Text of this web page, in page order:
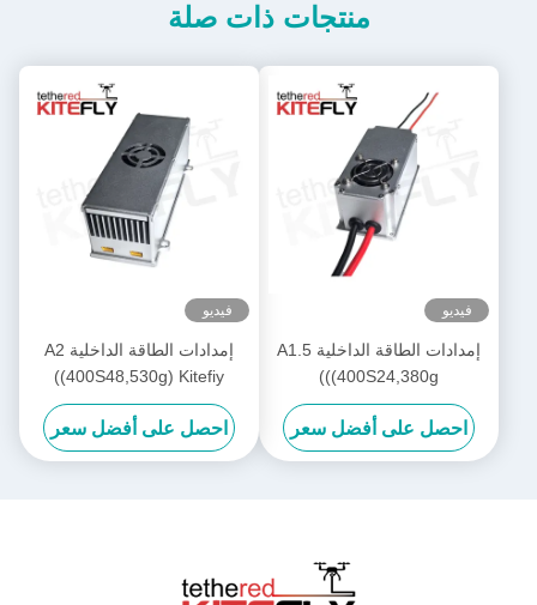
منتجات ذات صلة
فيديو
إمدادات الطاقة الداخلية A1.5
((400S24,380g)
احصل على أفضل سعر
فيديو
إمدادات الطاقة الداخلية A2
((400S48,530g) Kitefiy
احصل على أفضل سعر